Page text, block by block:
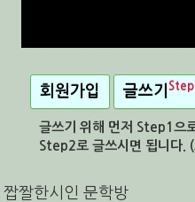
회원가입 글쓰기
글쓰기 위해 먼저 Step1으
Step2로 글쓰시면 됩니다.
짭짤한시인 문학방